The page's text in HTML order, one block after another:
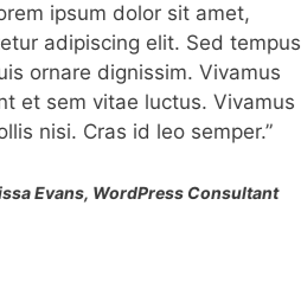
ipsum dolor sit amet,
adipiscing elit. Sed tempus
ornare dignissim. Vivamus
et sem vitae luctus. Vivamus
nisi. Cras id leo semper.”
Wood, WordPress Developer
ipsum dolor sit amet,
adipiscing elit. Sed tempus
ornare dignissim. Vivamus
et sem vitae luctus. Vivamus
nisi. Cras id leo semper.”
Evans, WordPress Consultant